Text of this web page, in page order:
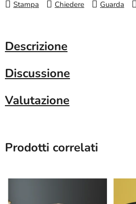
Stampa Chiedere Guarda
Descrizione
Discussione
Valutazione
Prodotti correlati